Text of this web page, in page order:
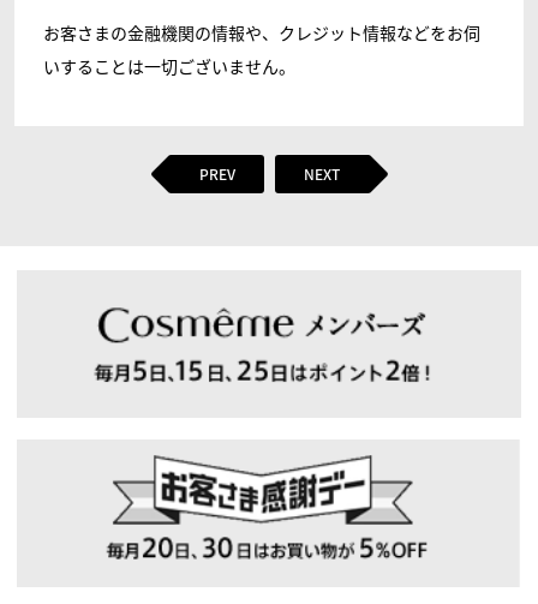
お客さまの金融機関の情報や、クレジット情報などをお伺
いすることは一切ございません。
PREV NEXT